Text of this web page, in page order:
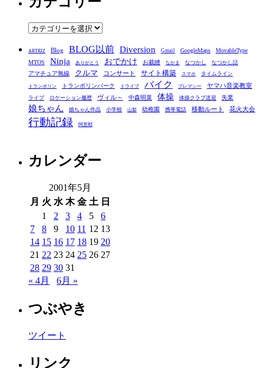
イ
ブ
カ
ゴ
リ
ー
ARTRIZ Blog BLOG以前 Diversion Gmail GoogleMaps
MovableType
MTOS
Ninja ありがとう おでかけ お裁縫 なかま なつかし なつかし話
アマチュア無線 クルマ コンサート サイト構築 スマホ タイムライン
トランポリン トランポリンパーク ドライブ バイク プレマシー ヤマハ音楽教室
ライブ ロケーション履歴 ヴィル～ 中森明菜 体操 体操クラブ送迎 失業
娘ちゃん 娘ちゃん作品 小学校 山梨 幼稚園 携帯電話 移動ルート 花火大会
行動記録 阿里耶
カレンダー
2001年5月
月 火 水 木 金 土 日
1
2 3 4 5
6
7
8 9 10 11 12 13
14 15 16 17 18 19 20
21 22 23 24 25 26 27
28 29 30 31
« 4月
6月 »
つぶやき
ツイート
リンク